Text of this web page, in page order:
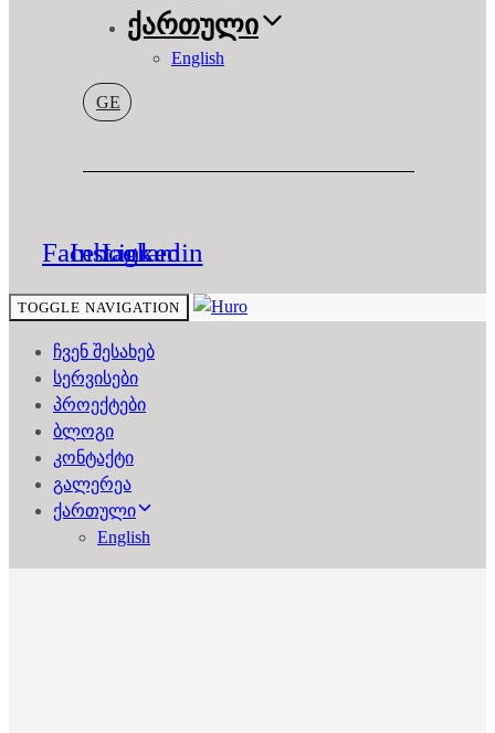
ქართული
English
GE
Facebook
Instagram
Linkedin
TOGGLE NAVIGATION
ჩვენ შესახებ
სერვისები
პროექტები
ბლოგი
კონტაქტი
გალერეა
ქართული
English